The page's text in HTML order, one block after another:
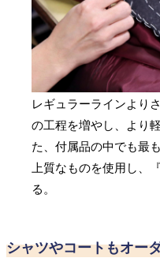
レギュラーラインより
の工程を増やし、より
た、付属品の中でも最
上質なものを使用し、
る。
シャツやコートもオー